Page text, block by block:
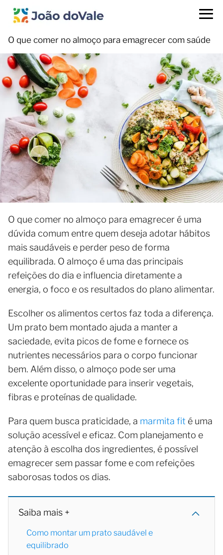
O que comer no almoço para emagrecer com saúde
O que comer no almoço para emagrecer é uma
dúvida comum entre quem deseja adotar hábitos
mais saudáveis e perder peso de forma
equilibrada. O almoço é uma das principais
refeições do dia e influencia diretamente a
energia, o foco e os resultados do plano alimentar.
Escolher os alimentos certos faz toda a diferença.
Um prato bem montado ajuda a manter a
saciedade, evita picos de fome e fornece os
nutrientes necessários para o corpo funcionar
bem. Além disso, o almoço pode ser uma
excelente oportunidade para inserir vegetais,
fibras e proteínas de qualidade.
Para quem busca praticidade, a marmita fit é uma
solução acessível e eficaz. Com planejamento e
atenção à escolha dos ingredientes, é possível
emagrecer sem passar fome e com refeições
saborosas todos os dias.
Saiba mais +
Como montar um prato saudável e
equilibrado